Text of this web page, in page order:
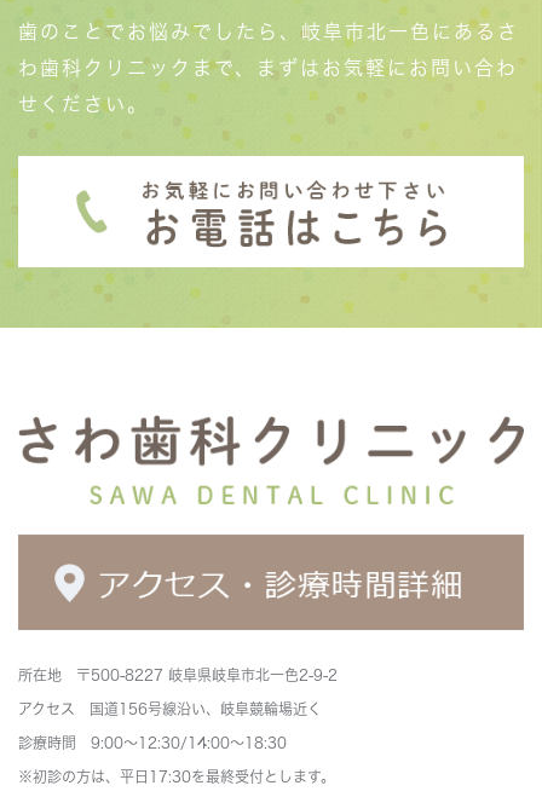
歯のことでお悩みでしたら、岐阜市北一色にあるさ
わ歯科クリニックまで、まずはお気軽にお問い合わ
せください。
所在地 〒500-8227 岐阜県岐阜市北一色2-9-2
アクセス 国道156号線沿い、岐阜競輪場近く
診療時間 9:00～12:30/14:00～18:30
※初診の方は、平日17:30を最終受付とします。